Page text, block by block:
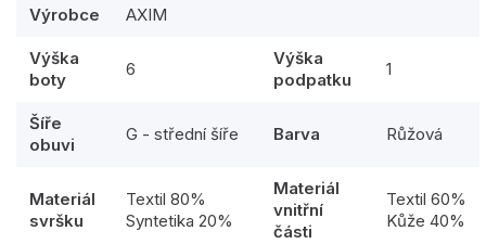
Výrobce AXIM
Výška
boty
6
Výška
podpatku
1
Šíře
obuvi
G - střední šíře Barva Růžová
Materiál
svršku
Textil 80%
Syntetika 20%
Materiál
vnitřní
části
Textil 60%
Kůže 40%